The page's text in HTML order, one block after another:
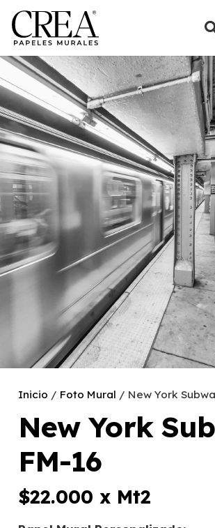
Inicio / Foto Mural / New York
New York
FM-16
$22.000 x Mt2